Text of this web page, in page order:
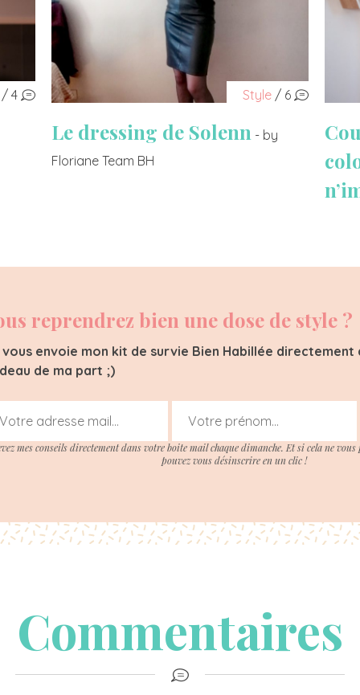
/ 4 Style / 6
Le dressing de Solenn - by
Floriane Team BH
reprendrez bien une dose de style ?
envoie mon kit de survie Bien Habillée
de ma part ;)
mes conseils directement dans votre boite mail chaque dimanche. Et si cela ne
pouvez vous désinscrire en un clic !
Commentaires